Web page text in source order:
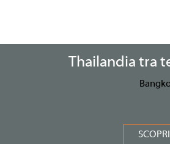
Thailandia tra
SCOPRI